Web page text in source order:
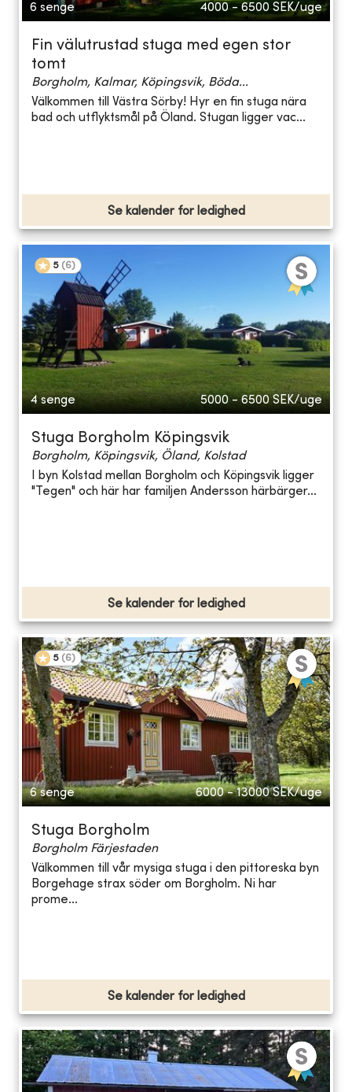
6 senge 4000 - 6500 SEK/uge
Fin välutrustad stuga med egen stor
tomt
Borgholm, Kalmar, Köpingsvik, Böda...
Välkommen till Västra Sörby! Hyr en fin stuga nära
bad och utflyktsmål på Öland. Stugan ligger vac...
Se kalender for ledighed
5 (6)
4 senge 5000 - 6500 SEK/uge
Stuga Borgholm Köpingsvik
Borgholm, Köpingsvik, Öland, Kolstad
I byn Kolstad mellan Borgholm och Köpingsvik ligger
"Tegen" och här har familjen Andersson härbärger...
Se kalender for ledighed
5 (6)
6 senge 6000 - 13000 SEK/uge
Stuga Borgholm
Borgholm Färjestaden
Välkommen till vår mysiga stuga i den pittoreska byn
Borgehage strax söder om Borgholm. Ni har
prome...
Se kalender for ledighed